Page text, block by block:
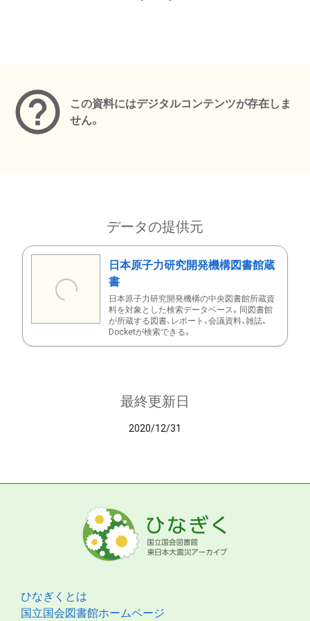
この資料にはデジタルコンテンツが存在しま
せん。
データの提供元
日本原子力研究開発機構図書館蔵
書
日本原子力研究開発機構の中央図書館所蔵資
料を対象とした検索データベース。同図書館
が所蔵する図書、レポート、会議資料、雑誌、
Docketが検索できる。
最終更新日
2020/12/31
ひなぎくとは
国立国会図書館ホームページ